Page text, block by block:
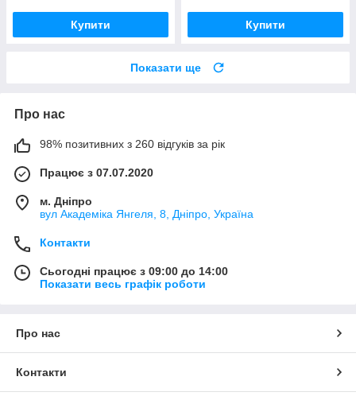
Купити Купити
Показати ще
Про нас
98% позитивних з 260 відгуків за рік
Працює з 07.07.2020
м. Дніпро
вул Академіка Янгеля, 8, Дніпро, Україна
Контакти
Сьогодні працює з 09:00 до 14:00
Показати весь графік роботи
Про нас
Контакти